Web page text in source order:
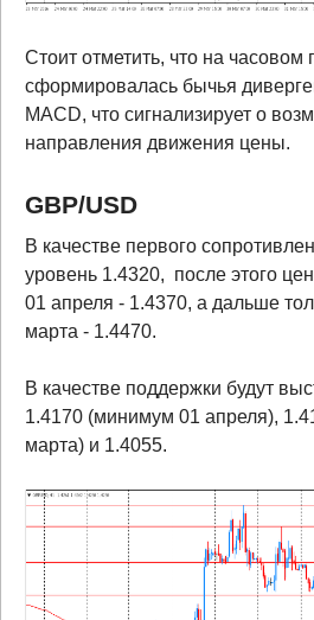
Стоит отметить, что на часовом
сформировалась бычья
MACD, что сигнализирует о
направления движения цены.
GBP/USD
В качестве первого
уровень 1.4320, после этого
01 апреля - 1.4370, а дальше
марта - 1.4470.
В качестве поддержки будут
1.4170 (минимум 01 апреля),
марта) и